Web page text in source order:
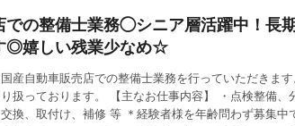
給与計算、就業規則、年金相談など多岐にわたる
れる環境が整っています。やりがいを感じながら
での整備士業務◯シニア層活躍中！長
◎嬉しい残業少なめ☆
国産自動車販売店での整備士業務を行っていただきま
り扱っております。 【主なお仕事内容】 ・点検整備、
交換、取付け、補修 等 ＊経験者様を年齢問わず募集